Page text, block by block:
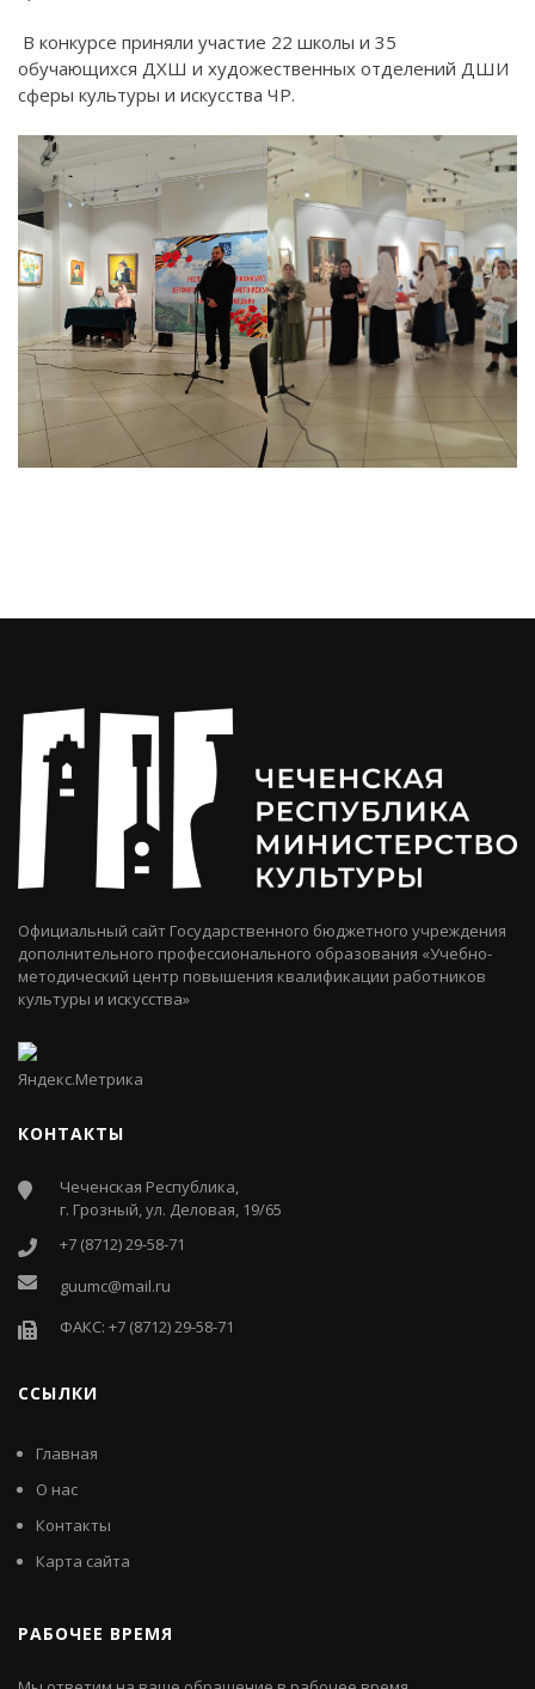
В конкурсе приняли участие 22 школы и 35
обучающихся ДХШ и художественных отделений ДШИ
сферы культуры и искусства ЧР.
Официальный сайт Государственного бюджетного учреждения
дополнительного профессионального образования «Учебно-
методический центр повышения квалификации работников
культуры и искусства»
КОНТАКТЫ
Чеченская Республика,
г. Грозный, ул. Деловая, 19/65
+7 (8712) 29-58-71
guumc@mail.ru
ФАКС: +7 (8712) 29-58-71
ССЫЛКИ
Главная
О нас
Контакты
Карта сайта
РАБОЧЕЕ ВРЕМЯ